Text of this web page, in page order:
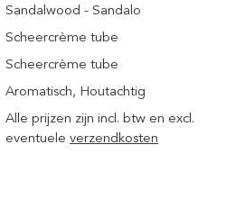
Sandalwood - Sandalo
Scheercrème tube
Scheercrème tube
Aromatisch, Houtachtig
Alle prijzen zijn incl. btw en excl.
eventueleverzendkosten